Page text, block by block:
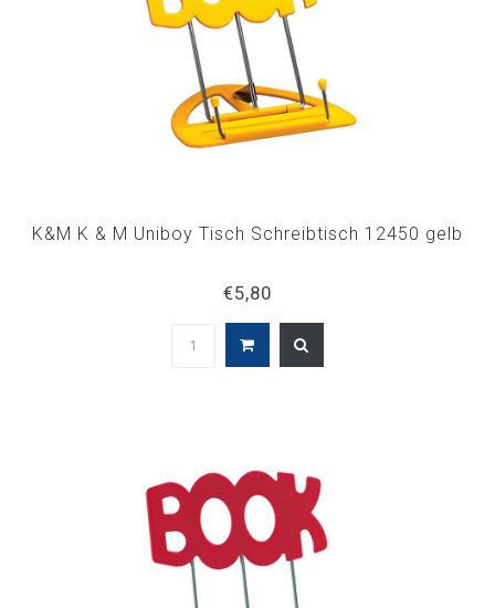
K&M K & M Uniboy Tisch Schreibtisch 12450 gelb
€5,80